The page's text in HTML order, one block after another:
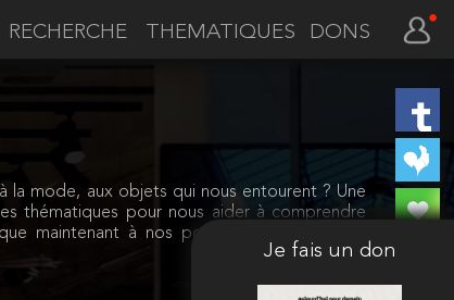
THEMATIQUES DONS
la mode, aux objets qui nous entourent ? Une
thématiques pour nous aider à comprendre
maintenant à nos portes. Le résultat ? À
Je fais un don